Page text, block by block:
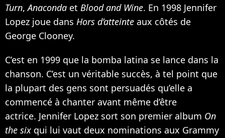
Turn,Anaconda et Blood and Wine. En 1998 Jennifer
Lopez joue dans Hors d’atteinte aux côtés de
George Clooney.
C’est en 1999 que la bomba latina se lance dans la
chanson. C’est un véritable succès, à tel point que
la plupart des gens sont persuadés qu’elle a
commencé à chanter avant même d’être
actrice. Jennifer Lopez sort son premier album On
the six qui lui vaut deux nominations aux Grammy